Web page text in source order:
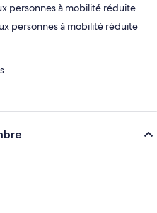
personnes à mobilité réduite
personnes à mobilité réduite